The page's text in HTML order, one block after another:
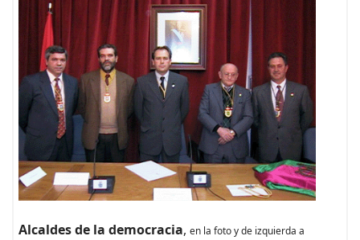
Alcaldes de la democracia, en la foto y de izquierda a